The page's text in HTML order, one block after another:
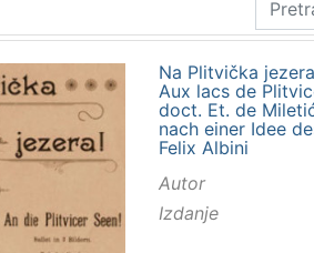
Na Plitvička
Aux lacs de
doct. Et. de
nach einer Idee
Felix Albini
Autor
Izdanje